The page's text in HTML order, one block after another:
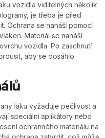
vozidla viditelných několik
je třeba je před
Ochrana se nanáší pomocí
Materiál se nanáší
vozidla. Po zaschnutí
aby se dosáhlo
laku vyžaduje pečlivost a
speciální aplikátory nebo
ochranného materiálu na